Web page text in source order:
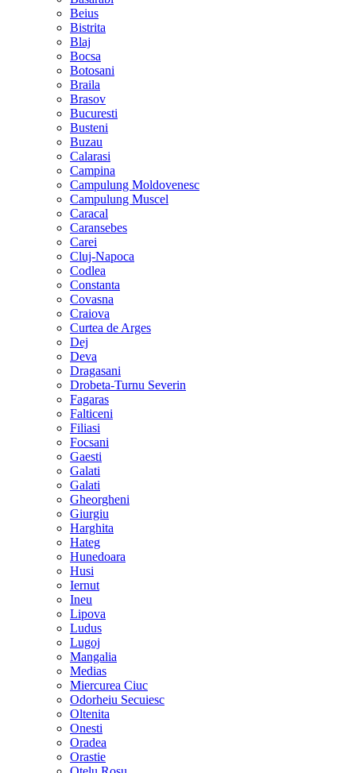
Beius
Bistrita
Blaj
Bocsa
Botosani
Braila
Brasov
Bucuresti
Busteni
Buzau
Calarasi
Campina
Campulung Moldovenesc
Campulung Muscel
Caracal
Caransebes
Carei
Cluj-Napoca
Codlea
Constanta
Covasna
Craiova
Curtea de Arges
Dej
Deva
Dragasani
Drobeta-Turnu Severin
Fagaras
Falticeni
Filiasi
Focsani
Gaesti
Galati
Galati
Gheorgheni
Giurgiu
Harghita
Hateg
Hunedoara
Husi
Iernut
Ineu
Lipova
Ludus
Lugoj
Mangalia
Medias
Miercurea Ciuc
Odorheiu Secuiesc
Oltenita
Onesti
Oradea
Orastie